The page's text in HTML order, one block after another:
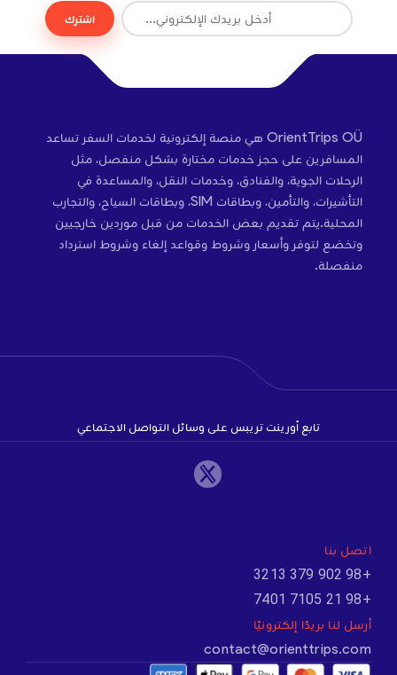
اشترك
OrientTrips OÜ هي منصة إلكترونية لخدمات السفر تساعد
المسافرين على حجز خدمات مختارة بشكل منفصل، مثل
الرحلات الجوية، والفنادق، وخدمات النقل، والمساعدة في
التأشيرات، والتأمين، وبطاقات SIM، وبطاقات السياح، والتجارب
المحلية.يتم تقديم بعض الخدمات من قبل موردين خارجيين
وتخضع لتوفر وأسعار وشروط وقواعد إلغاء وشروط استرداد
منفصلة.
تابع أورينت تريبس على وسائل التواصل الاجتماعي
اتصل بنا
+98 902 379 3213
+98 21 7105 7401
أرسل لنا بريدًا إلكترونيًا
contact@orienttrips.com